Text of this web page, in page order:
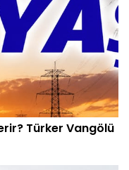
Türker Vangölü